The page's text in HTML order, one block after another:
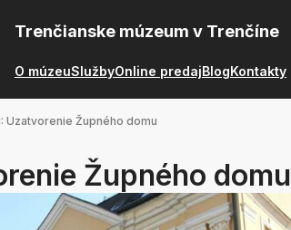
Trenčianske múzeum v Trenčíne
O múzeuSlužbyOnline predajBlogKontakty
Uzatvorenie Župného domu
Župného domu